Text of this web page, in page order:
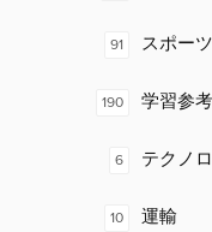
91 スポー
190 学習参
6 テクノ
10 運輸